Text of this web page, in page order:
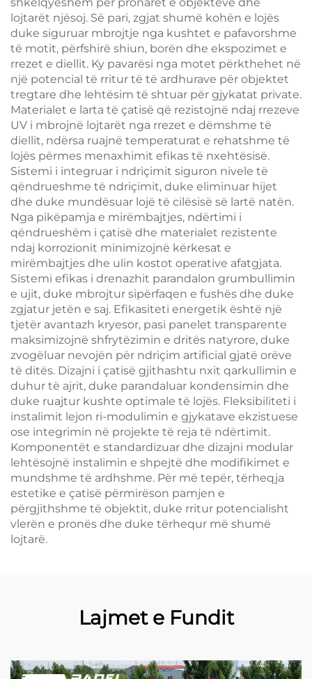
lojtarët njësoj. Së pari, zgjat shumë kohën e lojës
duke siguruar mbrojtje nga kushtet e pafavorshme
të motit, përfshirë shiun, borën dhe ekspozimet e
rrezet e diellit. Ky pavarësi nga motet përkthehet në
një potencial të rritur të të ardhurave për objektet
tregtare dhe lehtësim të shtuar për gjykatat private.
Materialet e larta të çatisë që rezistojnë ndaj rrezeve
UV i mbrojnë lojtarët nga rrezet e dëmshme të
diellit, ndërsa ruajnë temperaturat e rehatshme të
lojës përmes menaxhimit efikas të nxehtësisë.
Sistemi i integruar i ndriçimit siguron nivele të
qëndrueshme të ndriçimit, duke eliminuar hijet
dhe duke mundësuar lojë të cilësisë së lartë natën.
Nga pikëpamja e mirëmbajtjes, ndërtimi i
qëndrueshëm i çatisë dhe materialet rezistente
ndaj korrozionit minimizojnë kërkesat e
mirëmbajtjes dhe ulin kostot operative afatgjata.
Sistemi efikas i drenazhit parandalon grumbullimin
e ujit, duke mbrojtur sipërfaqen e fushës dhe duke
zgjatur jetën e saj. Efikasiteti energetik është një
tjetër avantazh kryesor, pasi panelet transparente
maksimizojnë shfrytëzimin e dritës natyrore, duke
zvogëluar nevojën për ndriçim artificial gjatë orëve
të ditës. Dizajni i çatisë gjithashtu nxit qarkullimin e
duhur të ajrit, duke parandaluar kondensimin dhe
duke ruajtur kushte optimale të lojës. Fleksibiliteti i
instalimit lejon ri-modulimin e gjykatave ekzistuese
ose integrimin në projekte të reja të ndërtimit.
Komponentët e standardizuar dhe dizajni modular
lehtësojnë instalimin e shpejtë dhe modifikimet e
mundshme të ardhshme. Për më tepër, tërheqja
estetike e çatisë përmirëson pamjen e
përgjithshme të objektit, duke rritur potencialisht
vlerën e pronës dhe duke tërhequr më shumë
lojtarë.
Lajmet e Fundit